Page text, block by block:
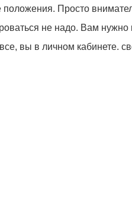
Просто
не надо. Вам
вы в личном кабинете.